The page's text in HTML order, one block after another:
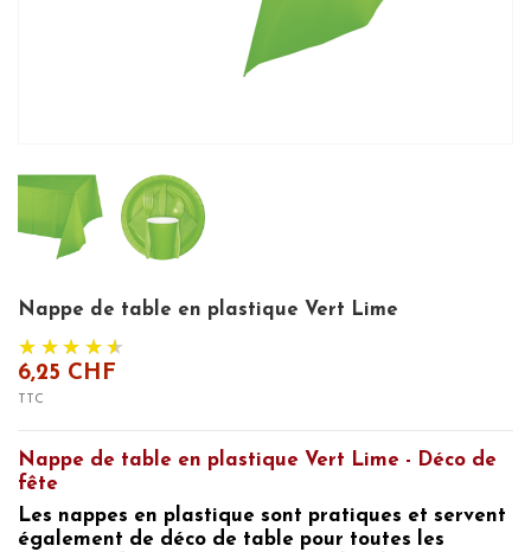
Nappe de table en plastique Vert Lime
6,25 CHF
TTC
Nappe de table en plastique Vert Lime - Déco de
fête
Les nappes en plastique sont pratiques et servent
également de déco de table pour toutes les